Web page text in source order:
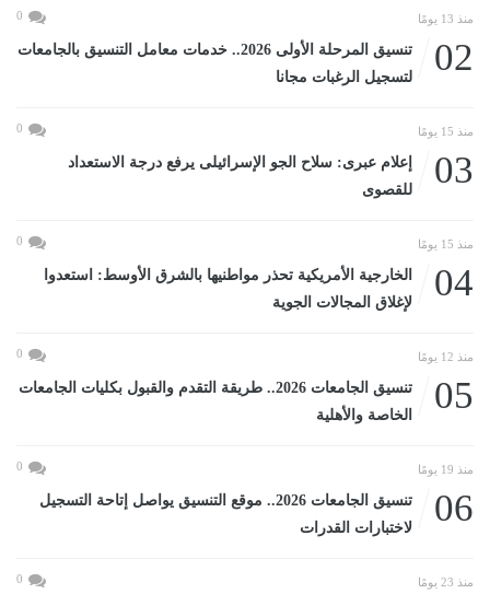
منذ 13 يومًا 0
02
تنسيق المرحلة الأولى 2026.. خدمات معامل التنسيق بالجامعات
لتسجيل الرغبات مجانا
منذ 15 يومًا 0
03
إعلام عبرى: سلاح الجو الإسرائيلى يرفع درجة الاستعداد
للقصوى
منذ 15 يومًا 0
04
الخارجية الأمريكية تحذر مواطنيها بالشرق الأوسط: استعدوا
لإغلاق المجالات الجوية
منذ 12 يومًا 0
05
تنسيق الجامعات 2026.. طريقة التقدم والقبول بكليات الجامعات
الخاصة والأهلية
منذ 19 يومًا 0
06
تنسيق الجامعات 2026.. موقع التنسيق يواصل إتاحة التسجيل
لاختبارات القدرات
منذ 23 يومًا 0